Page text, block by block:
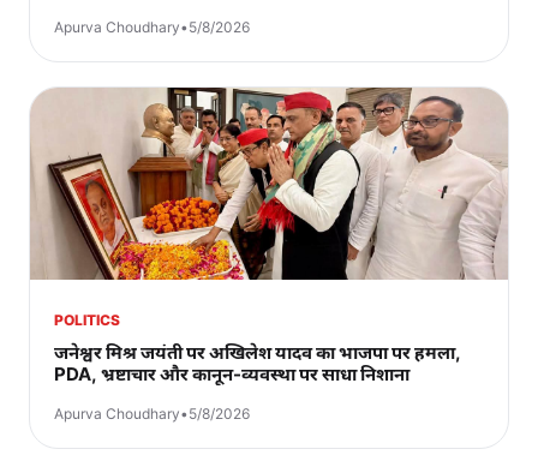
Apurva Choudhary•5/8/2026
POLITICS
जनेश्वर मिश्र जयंती पर अखिलेश यादव का भाजपा पर हमला,
PDA, भ्रष्टाचार और कानून-व्यवस्था पर साधा निशाना
Apurva Choudhary•5/8/2026